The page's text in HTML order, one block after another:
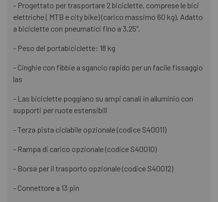
- Progettato per trasportare 2 biciclette, comprese le bici
elettriche ( MTB e city bike) (carico massimo 60 kg). Adatto
a biciclette con pneumatici fino a 3,25".
- Peso del portabiciclette: 18 kg
- Cinghie con fibbie a sgancio rapido per un facile fissaggio
las
- Las biciclette poggiano su ampi canali in alluminio con
supporti per ruote estensibili
- Terza pista ciclabile opzionale (codice S40011)
- Rampa di carico opzionale (codice S40010)
- Borsa per il trasporto opzionale (codice S40012)
- Connettore a 13 pin